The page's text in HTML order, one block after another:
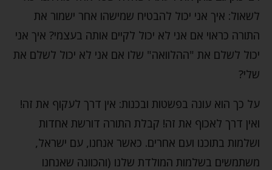
לשאול: איך אני יכול להבטיח שמישהו אחר ישמור את
התורה כראוי אם אני לא יכול לקיים אותה בעצמי? איך אני
יכול לשלם את "ההלוואה" שלו אם אני לא יכול לשלם את
שלי?
על כך הוא עונה בפשטות ובכנות: אין דרך לעקוף את זה!
ואין דרך לאכוף את זה! קבלת התורה דורשת אחדות
ושלמות בתוכנו ועם אחרים. כאשר אנחנו, עם ישראל,
משתמשים בשלמות המולדת שלנו (והכוונה שאנחנו